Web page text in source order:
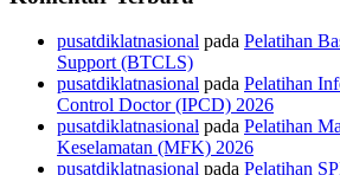
pusatdiklatnasional pada Pelatihan
Support (BTCLS)
pusatdiklatnasional pada Pelatihan
Control Doctor (IPCD) 2026
pusatdiklatnasional pada Pelatihan
Keselamatan (MFK) 2026
pusatdiklatnasional pada Pelatihan